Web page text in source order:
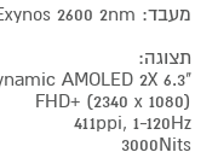
מעבד: Exynos 2600 2nm
תצוגה:
"6.3 Dynamic AMOLED 2X
FHD+ (2340 x 1080)
411ppi, 1-120Hz
3000Nits